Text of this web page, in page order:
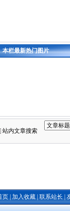
本栏最新热门图片
站内文章搜索
页| 加入收藏| 联系站长